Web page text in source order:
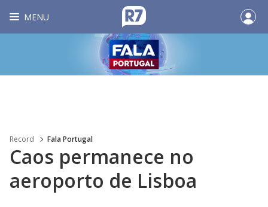
MENU
Record Fala Portugal
Caos permanece no
aeroporto de Lisboa